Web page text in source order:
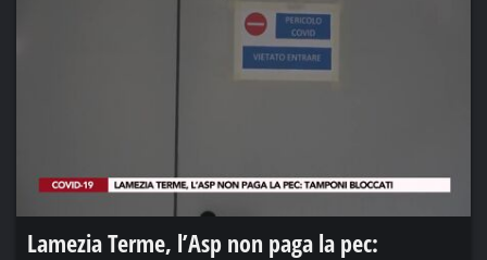
Lamezia Terme, l’Asp non paga la pec: